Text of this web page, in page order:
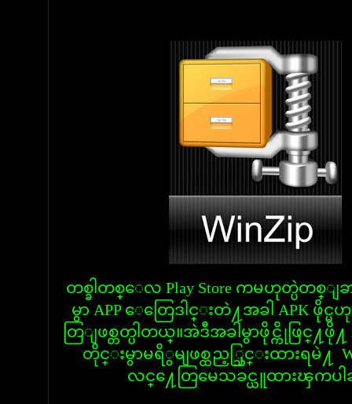
တစ္ခါတစ္ေလ Play Store ကမဟုတ္ပဲတစ္ျ
မွာ APP ေတြေဒါင္းတဲ႔အခါ APK ဖိုင္မ
တြျဖစ္တတ္ပါတယ္။အဲဒီအခါမွာဖိုင္ကိုဖြင္႔ဖို႔
တိုင္းမွာမရိွမျဖစ္ထည့္သြင္းထားရမဲ႔
လင္႔ေတြမေသခင္ယူထားၾကပါခ